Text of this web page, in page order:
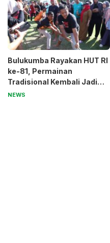
Bulukumba Rayakan HUT RI
ke-81, Permainan
Tradisional Kembali Jadi
Magnet
NEWS